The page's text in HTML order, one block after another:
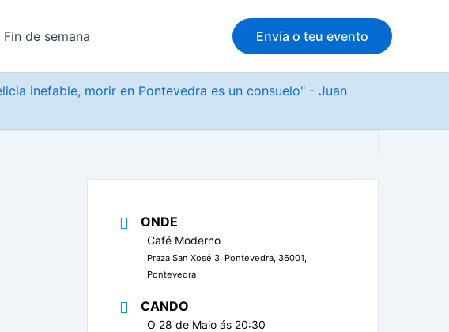
Fin de semana Envía o teu evento
inefable, morir en Pontevedra es un consuelo" - Juan
ONDE
Café Moderno
Praza San Xosé 3, Pontevedra, 36001,
Pontevedra
CANDO
O 28 de Maio ás 20:30